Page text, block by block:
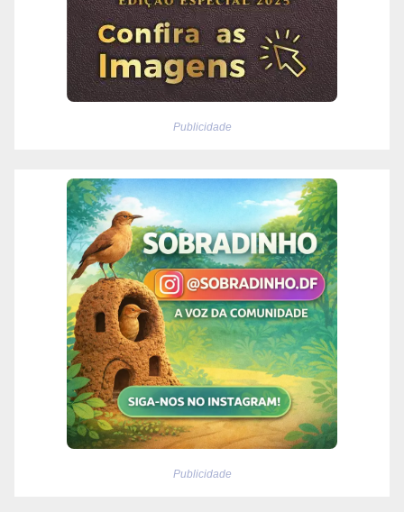
Publicidade
Publicidade